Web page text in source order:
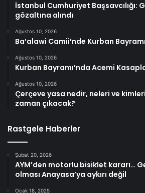
İstanbul Cumhuriyet Başsavcılığı:
gözaltına alındı
Ağustos 10, 2026
Ba’alawi Camii’nde Kurban
Ağustos 10, 2026
Kurban Bayramı’nda Acemi
Ağustos 10, 2026
Çerçeve yasa nedir, neleri ve
zaman çıkacak?
Rastgele Haberler
Şubat 20, 2026
AYM’den motorlu bisiklet kararı…
olması Anayasa’ya aykırı değil
Ocak 18, 2025